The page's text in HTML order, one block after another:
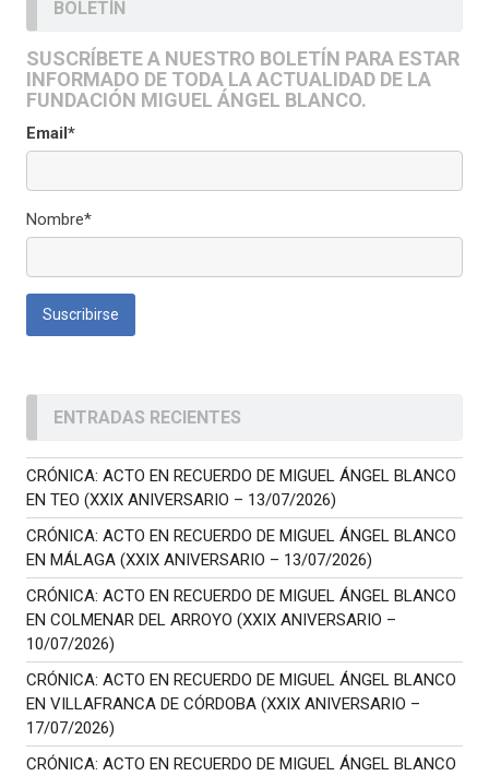
BOLETÍN
SUSCRÍBETE A NUESTRO BOLETÍN PARA ESTAR
INFORMADO DE TODA LA ACTUALIDAD DE LA
FUNDACIÓN MIGUEL ÁNGEL BLANCO.
Email*
Nombre*
ENTRADAS RECIENTES
CRÓNICA: ACTO EN RECUERDO DE MIGUEL ÁNGEL BLANCO
EN TEO (XXIX ANIVERSARIO – 13/07/2026)
CRÓNICA: ACTO EN RECUERDO DE MIGUEL ÁNGEL BLANCO
EN MÁLAGA (XXIX ANIVERSARIO – 13/07/2026)
CRÓNICA: ACTO EN RECUERDO DE MIGUEL ÁNGEL BLANCO
EN COLMENAR DEL ARROYO (XXIX ANIVERSARIO –
10/07/2026)
CRÓNICA: ACTO EN RECUERDO DE MIGUEL ÁNGEL BLANCO
EN VILLAFRANCA DE CÓRDOBA (XXIX ANIVERSARIO –
17/07/2026)
CRÓNICA: ACTO EN RECUERDO DE MIGUEL ÁNGEL BLANCO